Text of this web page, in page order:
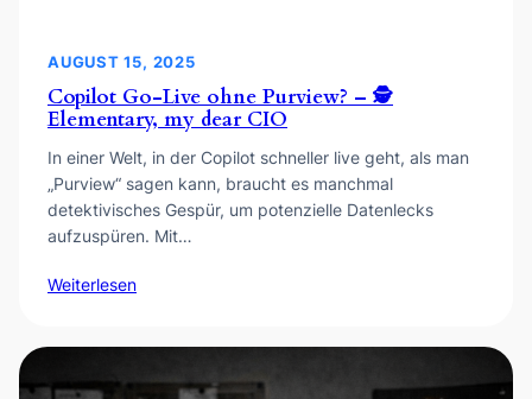
AUGUST 15, 2025
Copilot Go-Live ohne Purview? – 🕵️
Elementary, my dear CIO
In einer Welt, in der Copilot schneller live geht, als man
„Purview“ sagen kann, braucht es manchmal
detektivisches Gespür, um potenzielle Datenlecks
aufzuspüren. Mit…
Weiterlesen